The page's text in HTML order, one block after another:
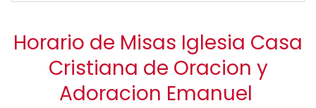
Horario de Misas Iglesia Casa
Cristiana de Oracion y
Adoracion Emanuel